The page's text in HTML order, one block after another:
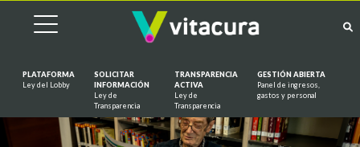
PLATAFORMA
Ley del Lobby
SOLICITAR
INFORMACIÓN
Ley de
Transparencia
TRANSPARENCIA
ACTIVA
Ley de
Transparencia
GESTIÓN ABIERTA
Panel de ingresos,
gastos y personal